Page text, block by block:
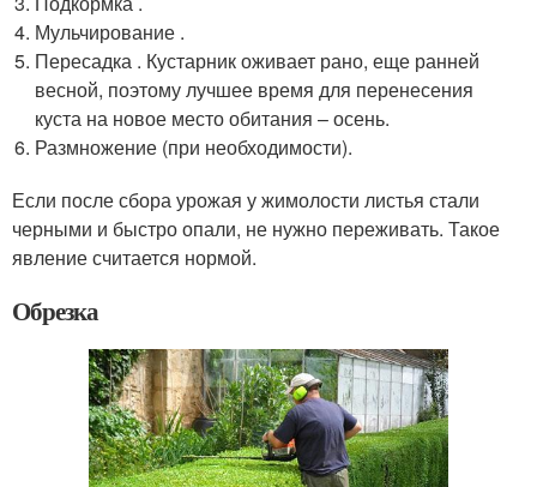
Мульчирование .
Пересадка . Кустарник оживает рано, еще ранней
весной, поэтому лучшее время для перенесения
куста на новое место обитания – осень.
Размножение (при необходимости).
Если после сбора урожая у жимолости листья стали
черными и быстро опали, не нужно переживать. Такое
явление считается нормой.
Обрезка